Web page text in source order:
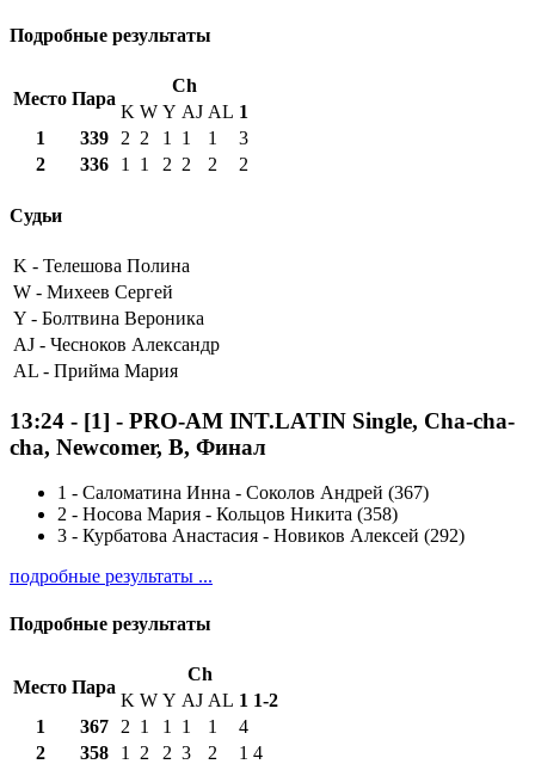
Подробные результаты
Место Пара
Ch
K W Y AJ AL 1
1
339 2 2 1 1 1
3
2
336 1 1 2 2 2 2
Судьи
K - Телешова Полина
W - Михеев Сергей
Y - Болтвина Вероника
AJ - Чесноков Александр
AL - Прийма Мария
13:24 - [1] - PRO-AM INT.LATIN Single, Cha-cha-
cha, Newcomer, B, Финал
1 - Саломатина Инна - Соколов Андрей (367)
2 - Носова Мария - Кольцов Никита (358)
3 - Курбатова Анастасия - Новиков Алексей (292)
подробные результаты ...
Подробные результаты
Место Пара
Ch
K W Y AJ AL 1 1-2
1
367 2 1 1 1 1
4
2
358 1 2 2 3 2 1 4